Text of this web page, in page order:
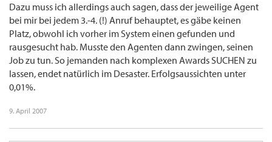
Dazu muss ich allerdings auch sagen, dass der jeweilige Agent
bei mir bei jedem 3.-4. (!) Anruf behauptet, es gäbe keinen
Platz, obwohl ich vorher im System einen gefunden und
rausgesucht hab. Musste den Agenten dann zwingen, seinen
Job zu tun. So jemanden nach komplexen Awards SUCHEN zu
lassen, endet natürlich im Desaster. Erfolgsaussichten unter
0,01%.
9. April 2007